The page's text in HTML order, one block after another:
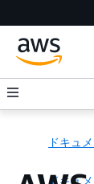
ドキュ
ドキュ